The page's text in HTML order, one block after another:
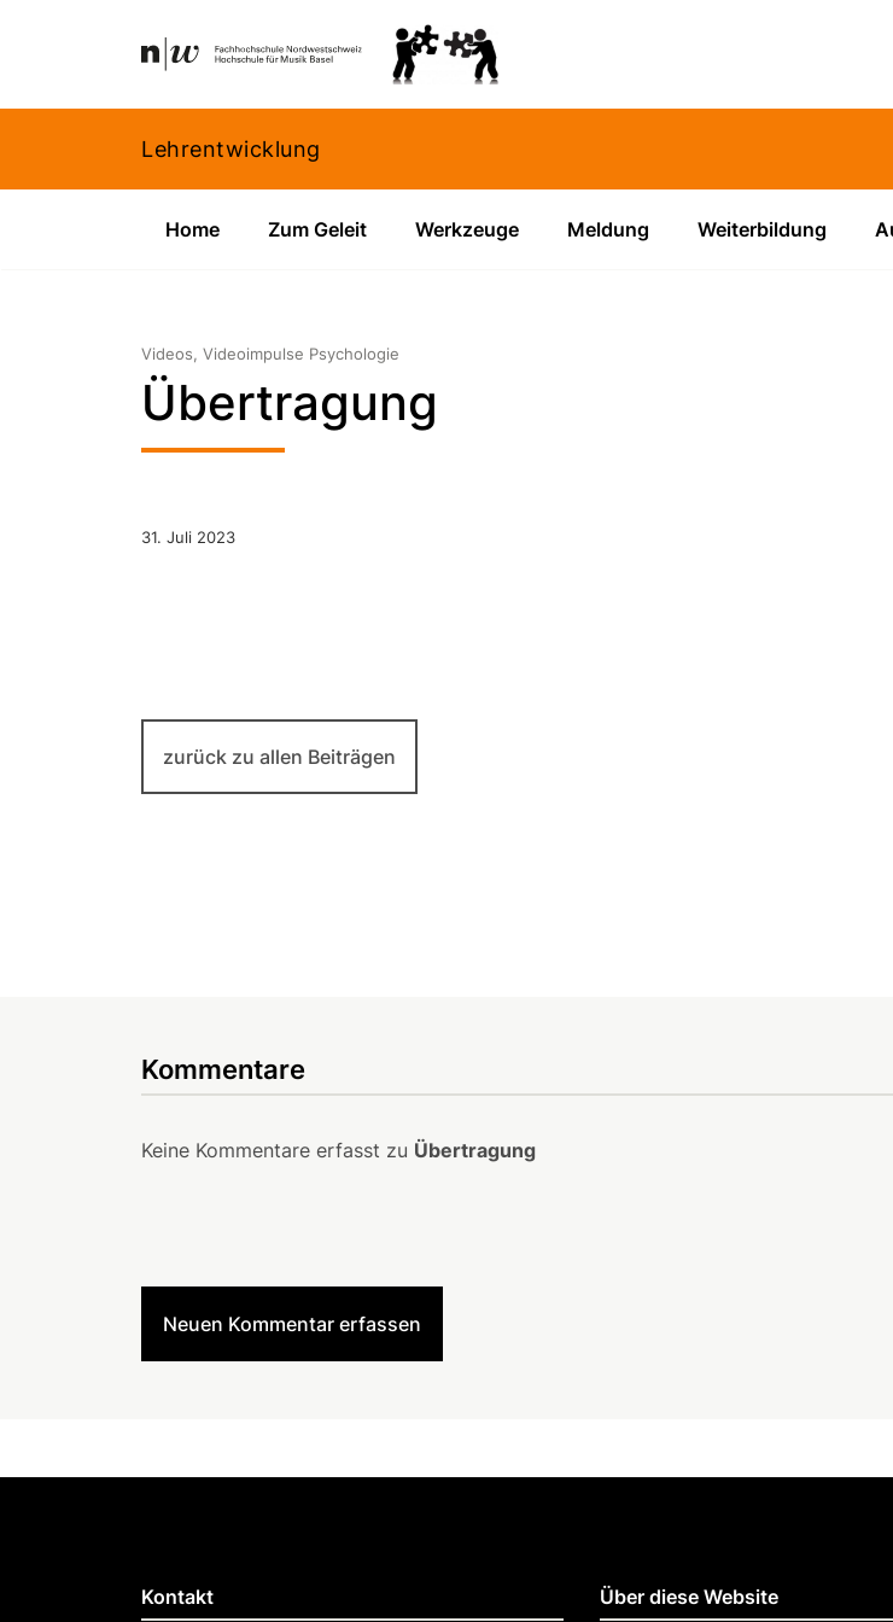
Navigation
Lehrentwicklung
Home Zum Geleit Werkzeuge Meldung Weiterbildung
Videos, Videoimpulse Psychologie
Übertragung
31. Juli 2023
zurück zu allen Beiträgen
Kommentare
Keine Kommentare erfasst zu Übertragung
Neuen Kommentar erfassen
Kontakt Über diese Website